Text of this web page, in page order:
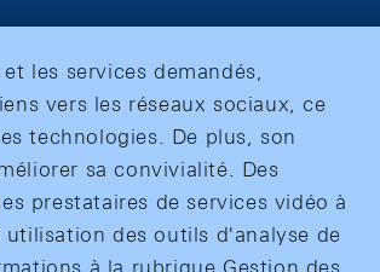
les services demandés,
vers les réseaux sociaux, ce
technologies. De plus, son
sa convivialité. Des
prestataires de services vidéo à
des outils d'analyse de